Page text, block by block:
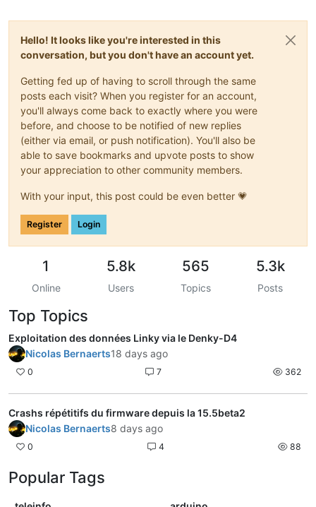
Hello! It looks like you're interested in this
conversation, but you don't have an account yet.
Getting fed up of having to scroll through the same
posts each visit? When you register for an account,
you'll always come back to exactly where you were
before, and choose to be notified of new replies
(either via email, or push notification). You'll also be
able to save bookmarks and upvote posts to show
your appreciation to other community members.
With your input, this post could be even better 💗
Register Login
1
Online
5.8k
Users
565
Topics
5.3k
Posts
Top Topics
Exploitation des données Linky via le Denky-D4
Nicolas Bernaerts18 days ago
0 7 362
Crashs répétitifs du firmware depuis la 15.5beta2
Nicolas Bernaerts8 days ago
0 4 88
Popular Tags